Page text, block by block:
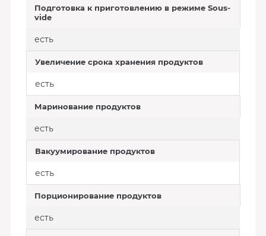
Подготовка к приготовлению в режиме Sous-
vide
есть
Увеличение срока хранения продуктов
есть
Маринование продуктов
есть
Вакуумирование продуктов
есть
Порционирование продуктов
есть